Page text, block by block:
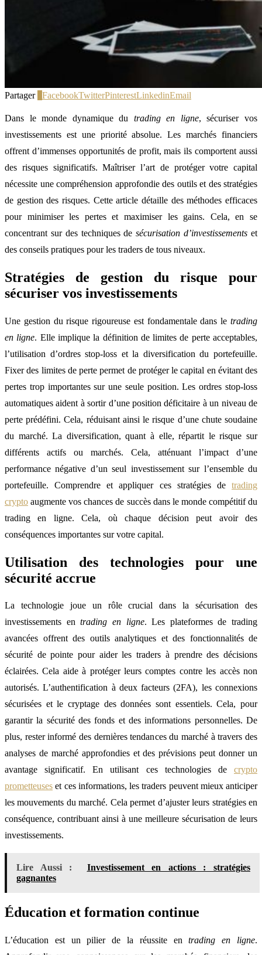
Partager FacebookTwitterPinterestLinkedinEmail
Dans le monde dynamique du trading en ligne, sécuriser vos
investissements est une priorité absolue. Les marchés financiers
offrent d’immenses opportunités de profit, mais ils comportent aussi
des risques significatifs. Maîtriser l’art de protéger votre capital
nécessite une compréhension approfondie des outils et des stratégies
de gestion des risques. Cette article détaille des méthodes efficaces
pour minimiser les pertes et maximiser les gains. Cela, en se
concentrant sur des techniques desécurisation d’investissements et
des conseils pratiques pour les traders de tous niveaux.
Stratégies de gestion du risque pour
sécuriser vos investissements
Une gestion du risque rigoureuse est fondamentale dans le trading
en ligne. Elle implique la définition de limites de perte acceptables,
l’utilisation d’ordres stop-loss et la diversification du portefeuille.
Fixer des limites de perte permet de protéger le capital en évitant des
pertes trop importantes sur une seule position. Les ordres stop-loss
automatiques aident à sortir d’une position déficitaire à un niveau de
perte prédéfini. Cela, réduisant ainsi le risque d’une chute soudaine
du marché. La diversification, quant à elle, répartit le risque sur
différents actifs ou marchés. Cela, atténuant l’impact d’une
performance négative d’un seul investissement sur l’ensemble du
portefeuille. Comprendre et appliquer ces stratégies de trading
crypto augmente vos chances de succès dans le monde compétitif du
trading en ligne. Cela, où chaque décision peut avoir des
conséquences importantes sur votre capital.
Utilisation des technologies pour une
sécurité accrue
La technologie joue un rôle crucial dans la sécurisation des
investissements entrading en ligne. Les plateformes de trading
avancées offrent des outils analytiques et des fonctionnalités de
sécurité de pointe pour aider les traders à prendre des décisions
éclairées. Cela aide à protéger leurs comptes contre les accès non
autorisés. L’authentification à deux facteurs (2FA), les connexions
sécurisées et le cryptage des données sont essentiels. Cela, pour
garantir la sécurité des fonds et des informations personnelles. De
plus, rester informé des dernières tendances du marché à travers des
analyses de marché approfondies et des prévisions peut donner un
avantage significatif. En utilisant ces technologies de crypto
prometteuses et ces informations, les traders peuvent mieux anticiper
les mouvements du marché. Cela permet d’ajuster leurs stratégies en
conséquence, contribuant ainsi à une meilleure sécurisation de leurs
investissements.
Lire Aussi :
Investissement en actions : stratégies
gagnantes
Éducation et formation continue
L’éducation est un pilier de la réussite entrading en ligne.